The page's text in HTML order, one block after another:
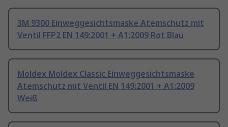
3M 9300 Einweggesichtsmaske Atemschutz mit
Ventil FFP2 EN 149:2001 + A1:2009 Rot Blau
Moldex Moldex Classic Einweggesichtsmaske
Atemschutz mit Ventil EN 149:2001 + A1:2009
Weiß